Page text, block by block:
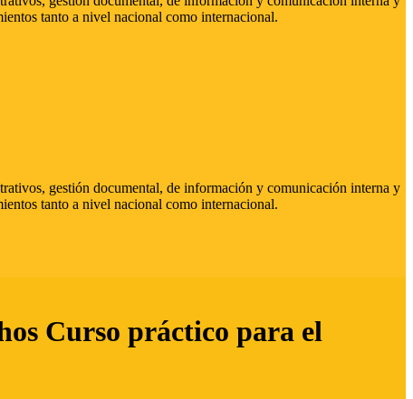
tanto a nivel nacional como internacional.
gestión documental, de información y comunicación interna y
tanto a nivel nacional como internacional.
Curso práctico para el